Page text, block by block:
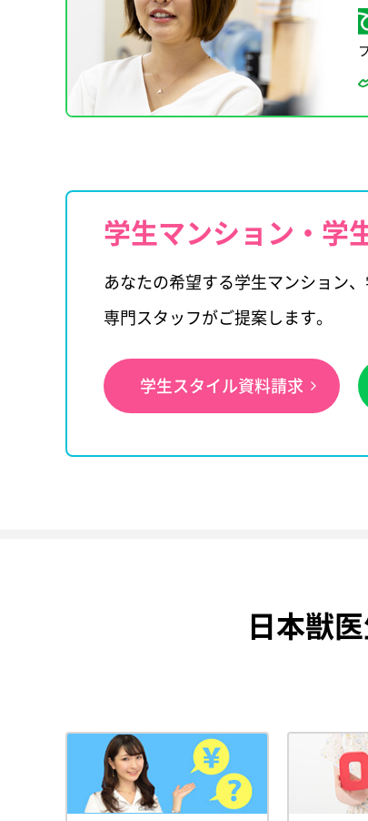
学生マンション・学
あなたの希望する学生マンション
専門スタッフがご提案します。
学生スタイル資料請求
日本獣